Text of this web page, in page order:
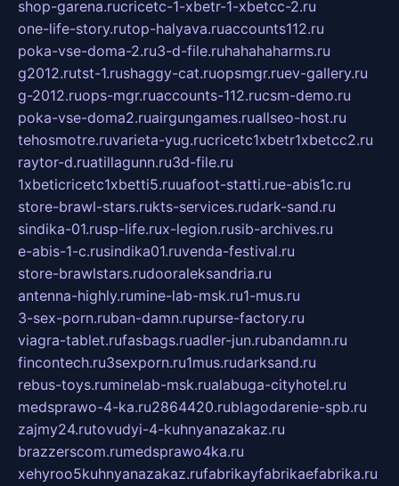
shop-garena.rucricetc-1-xbetr-1-xbetcc-2.ru
one-life-story.rutop-halyava.ruaccounts112.ru
poka-vse-doma-2.ru3-d-file.ruhahahaharms.ru
g2012.rutst-1.rushaggy-cat.ruopsmgr.ruev-gallery.ru
g-2012.ruops-mgr.ruaccounts-112.rucsm-demo.ru
poka-vse-doma2.ruairgungames.ruallseo-host.ru
tehosmotre.ruvarieta-yug.rucricetc1xbetr1xbetcc2.ru
raytor-d.ruatillagunn.ru3d-file.ru
1xbeticricetc1xbetti5.ruuafoot-statti.rue-abis1c.ru
store-brawl-stars.rukts-services.rudark-sand.ru
sindika-01.rusp-life.rux-legion.rusib-archives.ru
e-abis-1-c.rusindika01.ruvenda-festival.ru
store-brawlstars.rudooraleksandria.ru
antenna-highly.rumine-lab-msk.ru1-mus.ru
3-sex-porn.ruban-damn.rupurse-factory.ru
viagra-tablet.rufasbags.ruadler-jun.rubandamn.ru
fincontech.ru3sexporn.ru1mus.rudarksand.ru
rebus-toys.ruminelab-msk.rualabuga-cityhotel.ru
medsprawo-4-ka.ru2864420.rublagodarenie-spb.ru
zajmy24.rutovudyi-4-kuhnyanazakaz.ru
brazzerscom.rumedsprawo4ka.ru
xehyroo5kuhnyanazakaz.rufabrikayfabrikaefabrika.ru